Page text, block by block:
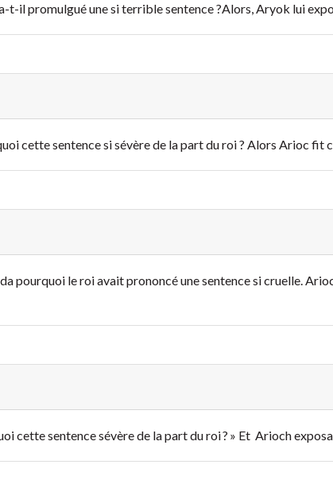
t-il promulgué une si terrible sentence ?Alors, Aryok lui
cette sentence si sévère de la part du roi ? Alors Arioc fit
pourquoi le roi avait prononcé une sentence si cruelle.
cette sentence sévère de la part du roi ? » Et Arioch